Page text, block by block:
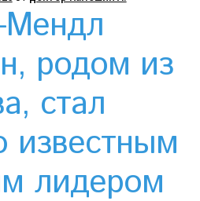
и Nikk.Agency
родом из
стал
известным
лидером